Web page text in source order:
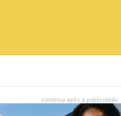
continua após a publicidade